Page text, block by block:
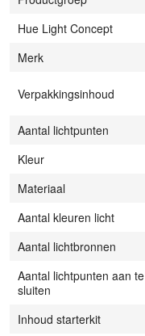
Hue Light Concept
Merk
Verpakkingsinhoud
Aantal lichtpunten
Kleur
Materiaal
Aantal kleuren licht
Aantal lichtbronnen
Aantal lichtpunten aan te
sluiten
Inhoud starterkit